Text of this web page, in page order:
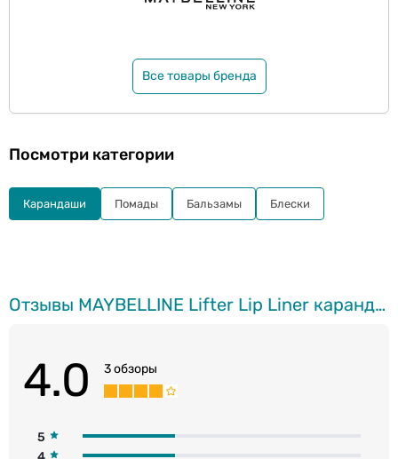
Все товары бренда
Отзывы MAYBELLINE Lifter Lip Liner карандаш для губ, 12 Crop Top, 1.2г
4.0 3 обзоры
5
Посмотри категории
Карандаши Помады Бальзамы Блески